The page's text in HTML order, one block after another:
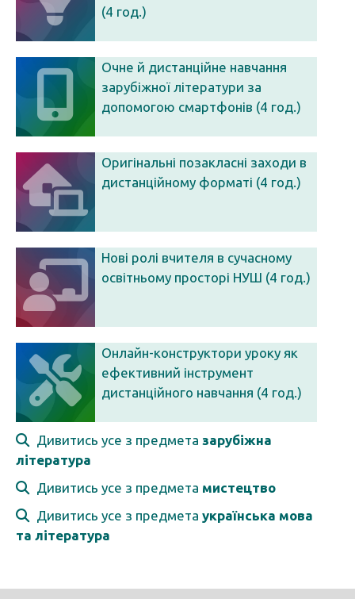
(4 год.)
Очне й дистанційне навчання
зарубіжної літератури за
допомогою смартфонів (4 год.)
Оригінальні позакласні заходи в
дистанційному форматі (4 год.)
Нові ролі вчителя в сучасному
освітньому просторі НУШ (4 год.)
Онлайн-конструктори уроку як
ефективний інструмент
дистанційного навчання (4 год.)
Дивитись усе з предмета зарубіжна
література
Дивитись усе з предмета мистецтво
Дивитись усе з предмета українська мова
та література